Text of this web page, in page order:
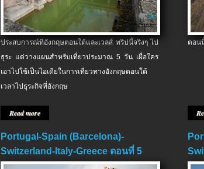
ประสบการณ์ที่อังกฤษตอนใต้และเวลส์ ทริปนี้จริงๆ ไป
ธุระ แต่วางแผนสำหรับเที่ยวประมาณ 5 วัน เผื่อใคร
เอาไปใช้เป็นไอเดียในการเที่ยวทางอังกฤษตอนใต้
เวลาไปธุระกิจที่อังกฤษ
Read more
ตอน
Portugal-Spain (Barcelona)-
Switzerland-Italy-Greece ตอนที่ 5